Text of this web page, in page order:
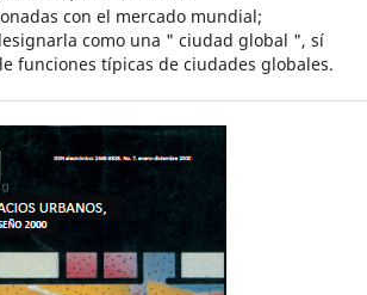
con el mercado mundial;
como una " ciudad global ", sí
funciones típicas de ciudades globales.